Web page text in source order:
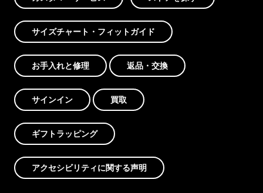
サイズチャート・フィットガイド
お手入れと修理 返品・交換
サインイン 買取
ギフトラッピング
アクセシビリティに関する声明